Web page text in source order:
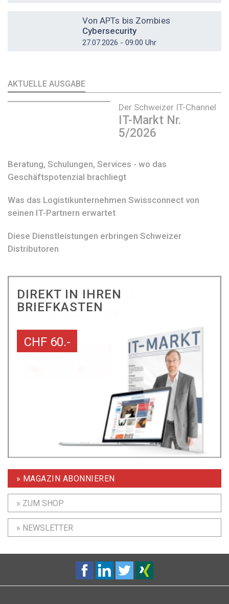
Von APTs bis Zombies
Cybersecurity
27.07.2026 - 09:00 Uhr
AKTUELLE AUSGABE
Der Schweizer IT-Channel
IT-Markt Nr.
5/2026
Beratung, Schulungen, Services - wo das
Geschäftspotenzial brachliegt
Was das Logistikunternehmen Swissconnect von
seinen IT-Partnern erwartet
Diese Dienstleistungen erbringen Schweizer
Distributoren
DIREKT IN IHREN
BRIEFKASTEN
CHF 60.-
» MAGAZIN ABONNIEREN
» ZUM SHOP
» NEWSLETTER